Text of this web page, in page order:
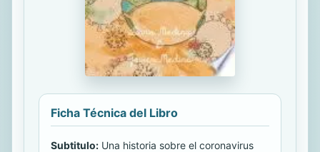
Ficha Técnica del Libro
Subtitulo: Una historia sobre el coronavirus